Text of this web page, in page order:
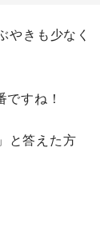
やきも少なく
すね！
と答えた方